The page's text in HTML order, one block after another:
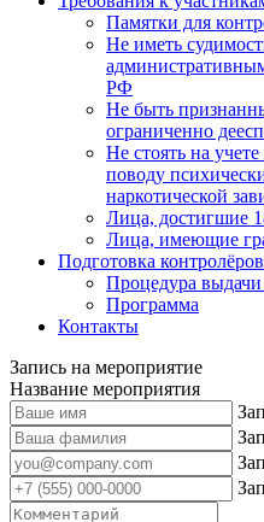
Памятки для
Не иметь
РФ
Не быть
ограниченно
Не стоять на
поводу
наркотической
Лица, достигшие
Лица, имеющие
Подготовка
Процедура выдачи
Программа
Контакты
Запись на мероприятие
Название мероприятия